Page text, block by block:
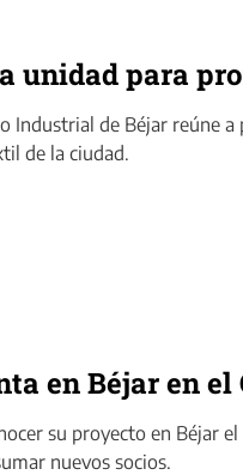
unidad para
Industrial de Béjar reúne
de la ciudad.
en Béjar en el
su proyecto en Béjar
nuevos socios.